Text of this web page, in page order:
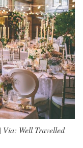
Via: Well Travelled